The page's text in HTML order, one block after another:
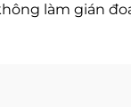
làm gián